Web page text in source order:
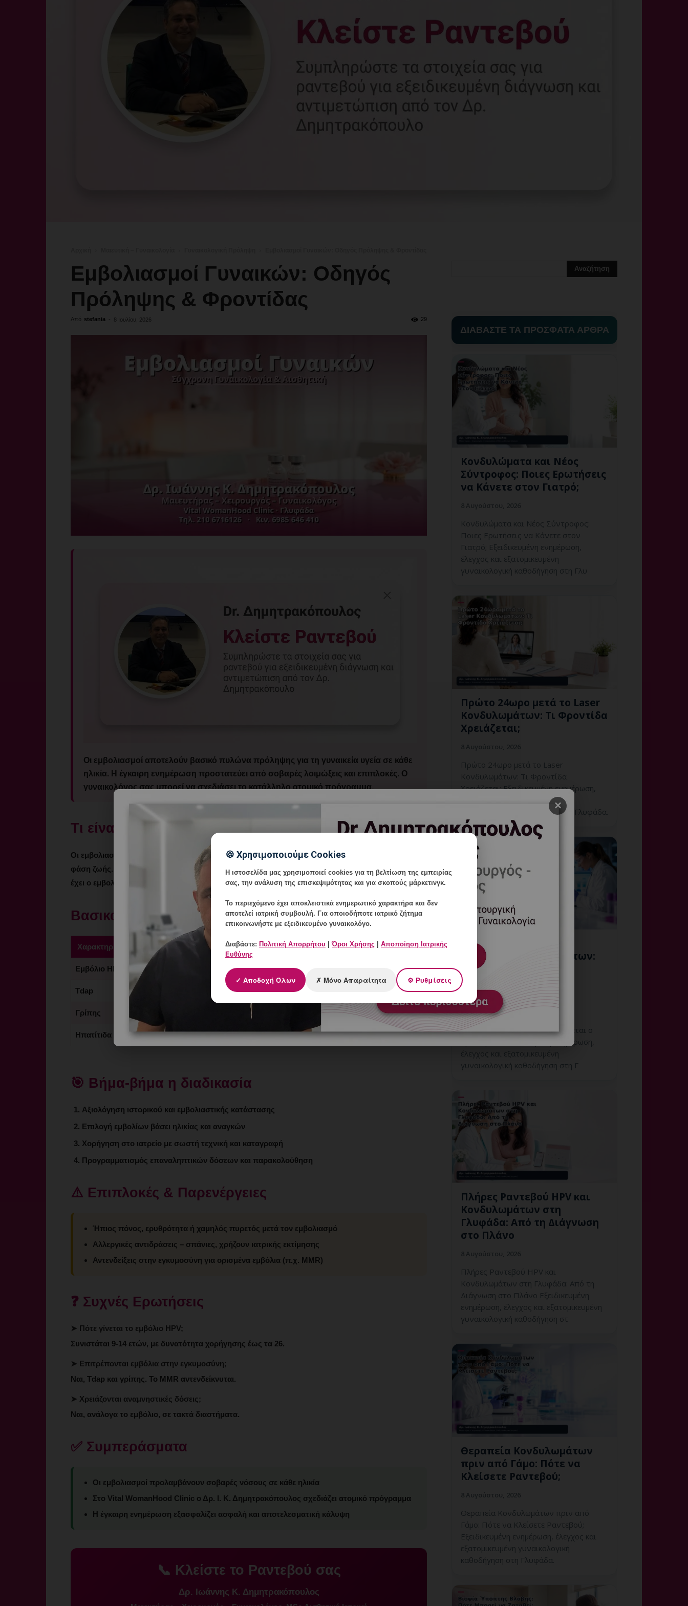
Γυναικολόγος
Γλυφάδα
Εμβολιασμοί Γυναικών: Οδηγός
Πρόληψης & Φροντίδας
Από stefania - 8 Ιουλίου, 2026 29
Οι εμβολιασμοί αποτελούν βασικό πυλώνα πρόληψης για τη γυναικεία υγεία σε κάθε
ηλικία. Η έγκαιρη ενημέρωση προστατεύει από σοβαρές λοιμώξεις και επιπλοκές. Ο
γυναικολόγος σας μπορεί να σχεδιάσει το κατάλληλο ατομικό πρόγραμμα.
Τι είναι οι Εμβολιασμοί Γυναικών
Οι εμβολιασμοί γυναικών περιλαμβάνουν εμβόλια που συνιστώνται ανάλογα με την ηλικία και τη
φάση ζωής. Κύρια: HPV, Tdap, γρίπης, MMR, ηπατίτιδας B και ανεμευλογιάς. Ιδιαίτερη σημασία
έχει ο εμβολιασμός στην εγκυμοσύνη για την προστασία μητέρας και νεογνού.
Βασικά Χαρακτηριστικά
Χαρακτηριστικό Λεπτομέρεια
Εμβόλιο HPV 9-26 ετών, ιδανικά πριν τη σεξουαλική έναρξη
Tdap Μία δόση σε κάθε εγκυμοσύνη (27-36 εβδ.)
Γρίπης Ετήσιος, ιδίως σε εγκύους και ευπαθείς ομάδες
Ηπατίτιδα B 3 δόσεις, για μη εμβολιασμένες γυναίκες
🎯 Βήμα-βήμα η διαδικασία
Αξιολόγηση ιστορικού και εμβολιαστικής κατάστασης
Επιλογή εμβολίων βάσει ηλικίας και αναγκών
Χορήγηση στο ιατρείο με σωστή τεχνική και καταγραφή
Προγραμματισμός επαναληπτικών δόσεων και παρακολούθηση
⚠️ Επιπλοκές & Παρενέργειες
Ήπιος πόνος, ερυθρότητα ή χαμηλός πυρετός μετά τον εμβολιασμό
Αλλεργικές αντιδράσεις – σπάνιες, χρήζουν ιατρικής εκτίμησης
Αντενδείξεις στην εγκυμοσύνη για ορισμένα εμβόλια (π.χ. MMR)
❓ Συχνές Ερωτήσεις
➤ Πότε γίνεται το εμβόλιο HPV;
Συνιστάται 9-14 ετών, με δυνατότητα χορήγησης έως τα 26.
➤ Επιτρέπονται εμβόλια στην εγκυμοσύνη;
Ναι, Tdap και γρίπης. Το MMR αντενδείκνυται.
➤ Χρειάζονται αναμνηστικές δόσεις;
Ναι, ανάλογα το εμβόλιο, σε τακτά διαστήματα.
✅ Συμπεράσματα
Οι εμβολιασμοί προλαμβάνουν σοβαρές νόσους σε κάθε ηλικία
Στο Vital WomanHood Clinic ο Δρ. Ι. Κ. Δημητρακόπουλος σχεδιάζει ατομικό πρόγραμμα
Η έγκαιρη ενημέρωση εξασφαλίζει ασφαλή και αποτελεσματική κάλυψη
📞 Κλείστε το Ραντεβού σας
Δρ. Ιωάννης Κ. Δημητρακόπουλος
ΔΙΑΒΑΣΤΕ ΤΑ ΠΡΟΣΦΑΤΑ ΑΡΘΡΑ
Κονδυλώματα και Νέος
Σύντροφος: Ποιες Ερωτήσεις
να Κάνετε στον Γιατρό;
Κονδυλώματα και Νέος Σύντροφος:
Ποιες Ερωτήσεις να Κάνετε στον
Γιατρό; Εξειδικευμένη ενημέρωση,
έλεγχος και εξατομικευμένη
γυναικολογική καθοδήγηση στη Γλυ
Πρώτο 24ωρο μετά το Laser
Κονδυλωμάτων: Τι Φροντίδα
Χρειάζεται;
Πρώτο 24ωρο μετά το Laser
Κονδυλωμάτων: Τι Φροντίδα
Χρειάζεται; Εξειδικευμένη ενημέρωση,
έλεγχος και εξατομικευμένη
γυναικολογική καθοδήγηση στη Γλυφάδα.
Ευαίσθητο Δέρμα και
Θεραπεία Κονδυλωμάτων:
Πώς Περιορίζεται ο
Ερεθισμός;
8 Αυγούστου, 2026
Ευαίσθητο Δέρμα και Θεραπεία
Κονδυλωμάτων: Πώς Περιορίζεται ο
Ερεθισμός; Εξειδικευμένη ενημέρωση,
έλεγχος και εξατομικευμένη
γυναικολογική καθοδήγηση στη Γ
Πλήρες Ραντεβού HPV και
Κονδυλωμάτων στη
Γλυφάδα: Από τη Διάγνωση
στο Πλάνο
Πλήρες Ραντεβού HPV και
Κονδυλωμάτων στη Γλυφάδα: Από τη
Διάγνωση στο Πλάνο Εξειδικευμένη
ενημέρωση, έλεγχος και εξατομικευμένη
γυναικολογική καθοδήγηση στ
Θεραπεία Κονδυλωμάτων
πριν από Γάμο: Πότε να
Κλείσετε Ραντεβού;
Θεραπεία Κονδυλωμάτων πριν από
Γάμο: Πότε να Κλείσετε Ραντεβού;
Εξειδικευμένη ενημέρωση, έλεγχος και
εξατομικευμένη γυναικολογική
καθοδήγηση στη Γλυφάδα.
×
🍪 Χρησιμοποιούμε Cookies
Η ιστοσελίδα μας χρησιμοποιεί cookies για τη βελτίωση της εμπειρίας
σας, την ανάλυση της επισκεψιμότητας και για σκοπούς μάρκετινγκ.
Το περιεχόμενο έχει αποκλειστικά ενημερωτικό χαρακτήρα και δεν
αποτελεί ιατρική συμβουλή. Για οποιοδήποτε ιατρικό ζήτημα
επικοινωνήστε με εξειδικευμένο γυναικολόγο.
Διαβάστε: Πολιτική Απορρήτου |Όροι Χρήσης | Αποποίηση Ιατρικής
Ευθύνης
✓ Αποδοχή Όλων ✗ Μόνο Απαραίτητα ⚙ Ρυθμίσεις